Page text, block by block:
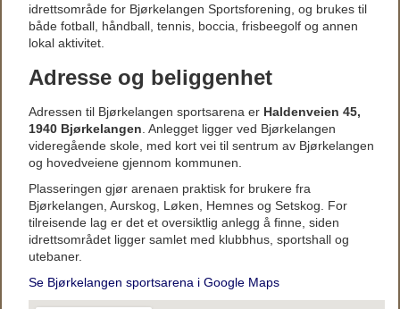
idrettsområde for Bjørkelangen Sportsforening, og brukes til
både fotball, håndball, tennis, boccia, frisbeegolf og annen
lokal aktivitet.
Adresse og beliggenhet
Adressen til Bjørkelangen sportsarena er Haldenveien 45,
1940 Bjørkelangen . Anlegget ligger ved Bjørkelangen
videregående skole, med kort vei til sentrum av Bjørkelangen
og hovedveiene gjennom kommunen.
Plasseringen gjør arenaen praktisk for brukere fra
Bjørkelangen, Aurskog, Løken, Hemnes og Setskog. For
tilreisende lag er det et oversiktlig anlegg å finne, siden
idrettsområdet ligger samlet med klubbhus, sportshall og
utebaner.
Se Bjørkelangen sportsarena i Google Maps